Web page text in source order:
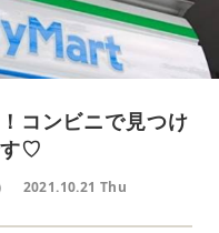
コンビニで見つけ
す♡
2021.10.21 Thu